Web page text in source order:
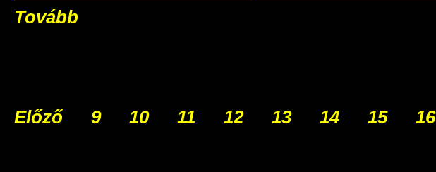
Tovább
Előző 9 10 11 12 13 14 15 16